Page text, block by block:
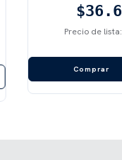
Precio de